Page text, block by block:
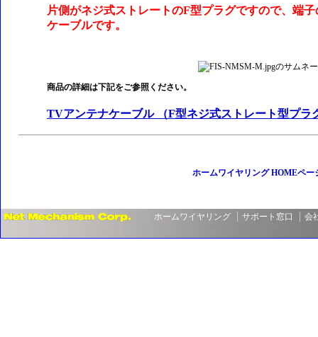
片側がネジ式ストレートのF型プラグですので、端
ケーブルです。
商品の詳細は下記をご参照ください。
TVアンテナケーブル （F型ネジ式ストレート型プラ
ホームワイヤリング HOMEペー
ホームワイヤリング サポート窓口 会